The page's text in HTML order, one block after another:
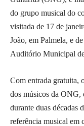
do grupo musical do
visitada de 17 de
João, em Palmela, e
Auditório Municipal
Com entrada gratuita,
dos músicos da
durante duas décadas
referência musical em